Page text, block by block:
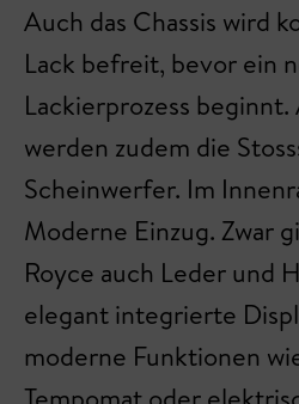
Auch das Chassis wird
Lack befreit, bevor ein
Lackierprozess
werden zudem die
Scheinwerfer. Im
Moderne Einzug. Zwar
Royce auch Leder und
elegant integrierte
moderne Funktionen